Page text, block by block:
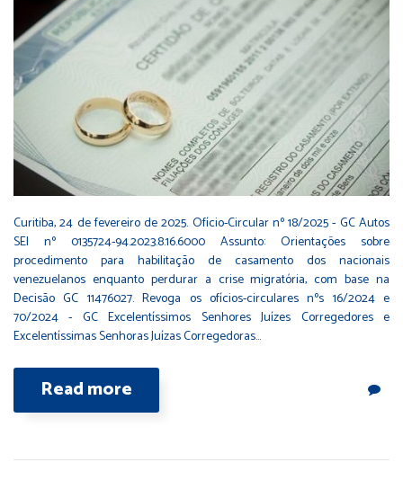
Curitiba, 24 de fevereiro de 2025. Ofício-Circular nº 18/2025 - GC Autos
SEI nº 0135724-94.2023.8.16.6000 Assunto: Orientações sobre
procedimento para habilitação de casamento dos nacionais
venezuelanos enquanto perdurar a crise migratória, com base na
Decisão GC 11476027. Revoga os ofícios-circulares nºs 16/2024 e
70/2024 - GC Excelentíssimos Senhores Juízes Corregedores e
Excelentíssimas Senhoras Juízas Corregedoras…
Read more